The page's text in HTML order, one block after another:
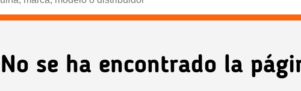
No se ha encontrado la